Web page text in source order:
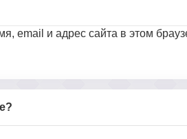
email и адрес сайта в этом